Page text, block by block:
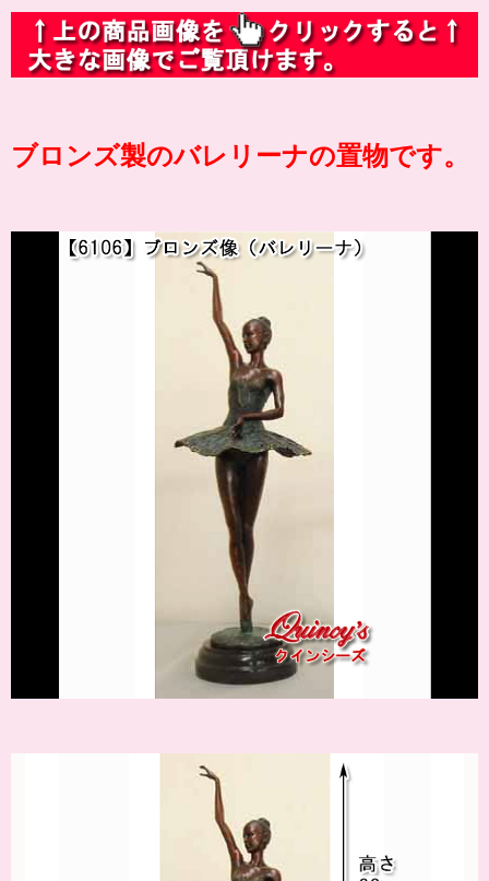
ブロンズ製のバレリーナの置物です。